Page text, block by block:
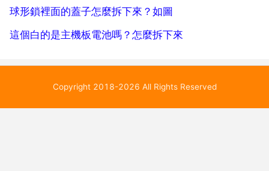
球形鎖裡面的蓋子怎麼拆下來？如圖
這個白的是主機板電池嗎？怎麼拆下來
Copyright 2018-2026 All Rights Reserved